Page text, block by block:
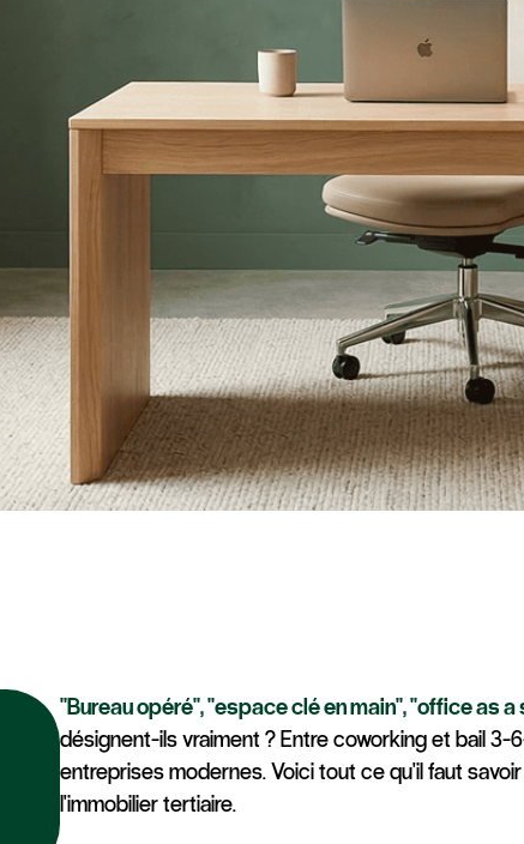
et Guide Complet
"Bureau opéré", "espace clé en main", "office as a
désignent-ils vraiment ? Entre coworking et bail
entreprises modernes. Voici tout ce qu'il faut
l'immobilier tertiaire.